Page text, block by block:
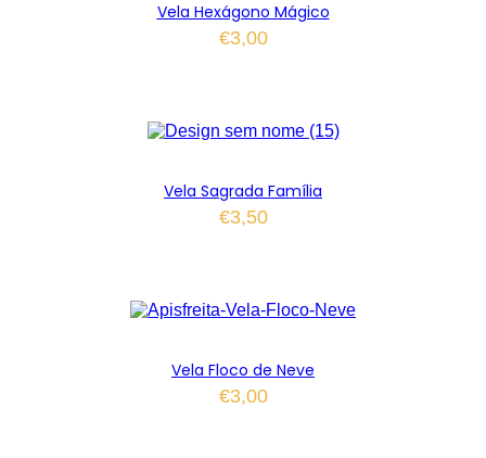
Vela Hexágono Mágico
€3,00
Vela Sagrada Família
€3,50
Vela Floco de Neve
€3,00